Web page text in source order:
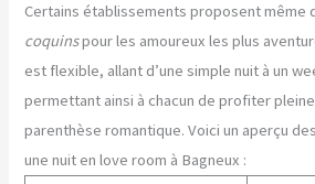
Certains établissements proposent même
coquinspour les amoureux les plus
est flexible, allant d’une simple nuit à un
permettant ainsi à chacun de profiter
parenthèse romantique. Voici un aperçu
une nuit en love room à Bagneux :